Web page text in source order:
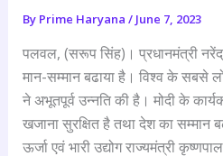
By Prime Haryana / June 7, 2023
पलवल, (सरूप सिंह)। प्रधानमंत्री
मान-सम्मान बढाया है। विश्व के सबसे
ने अभूतपूर्व उन्नति की है। मोदी के
खजाना सुरक्षित है तथा देश का सम्मान
ऊर्जा एवं भारी उद्योग राज्यमंत्री